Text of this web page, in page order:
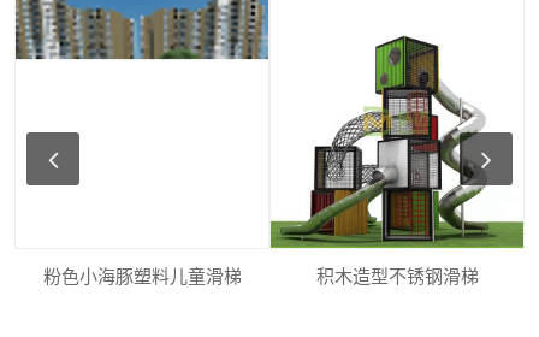
粉色小海豚塑料儿童滑梯 积木造型不锈钢滑梯